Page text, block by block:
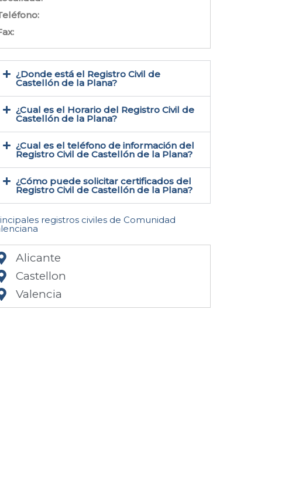
¿Donde está el Registro Civil de
Castellón de la Plana​?
¿Cual es el Horario del Registro Civil de
Castellón de la Plana?
¿Cual es el teléfono de información del
Registro Civil de Castellón de la Plana​?
¿Cómo puede solicitar certificados del
Registro Civil de Castellón de la Plana​?
registros civiles de Comunidad
Alicante
Castellon
Valencia